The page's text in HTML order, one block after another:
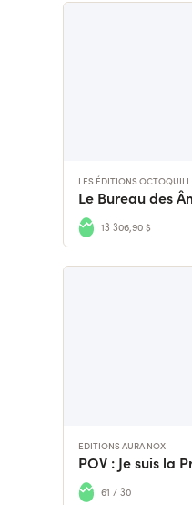
LES ÉDITIONS OCTOQUILL
13 306,90 $
EDITIONS AURA NOX
61 / 30